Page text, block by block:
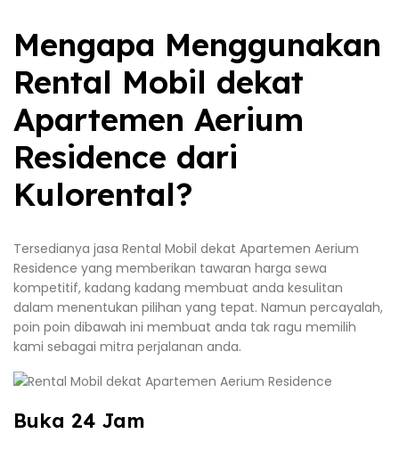
Mengapa Menggunakan
Rental Mobil dekat
Apartemen Aerium
Residence dari
Kulorental?
Tersedianya jasa Rental Mobil dekat Apartemen Aerium
Residence yang memberikan tawaran harga sewa
kompetitif, kadang kadang membuat anda kesulitan
dalam menentukan pilihan yang tepat. Namun percayalah,
poin poin dibawah ini membuat anda tak ragu memilih
kami sebagai mitra perjalanan anda.
Buka 24 Jam